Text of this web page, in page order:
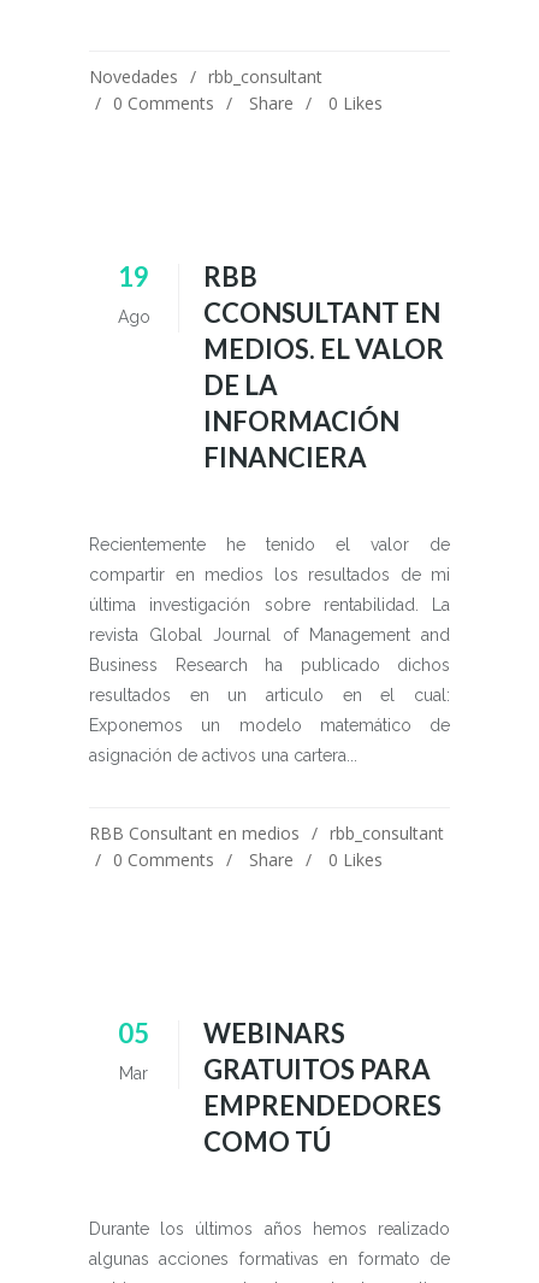
Novedades
rbb_consultant
0 Comments
Share 0 Likes
19
Ago
RBB
CCONSULTANT EN
MEDIOS. EL VALOR
DE LA
INFORMACIÓN
FINANCIERA
Recientemente he tenido el valor de
compartir en medios los resultados de mi
última investigación sobre rentabilidad. La
revista Global Journal of Management and
Business Research ha publicado dichos
resultados en un articulo en el cual:
Exponemos un modelo matemático de
asignación de activos una cartera...
RBB Consultant en medios
rbb_consultant
0 Comments
Share 0 Likes
05
Mar
WEBINARS
GRATUITOS PARA
EMPRENDEDORES
COMO TÚ
Durante los últimos años hemos realizado
algunas acciones formativas en formato de